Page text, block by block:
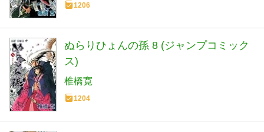
1206
ぬらりひょんの孫 8 (ジャンプコミック
ス)
椎橋寛
1204